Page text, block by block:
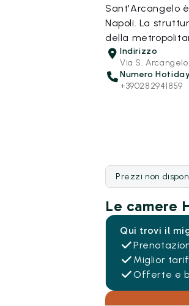
Sant'Arcangelo
Napoli. La
della
Indirizzo
Via S. Arcangelo
Numero Hotiday
+390282941859
Prezzi non
Le camere
Qui trovi il
Miglior
Offerte e